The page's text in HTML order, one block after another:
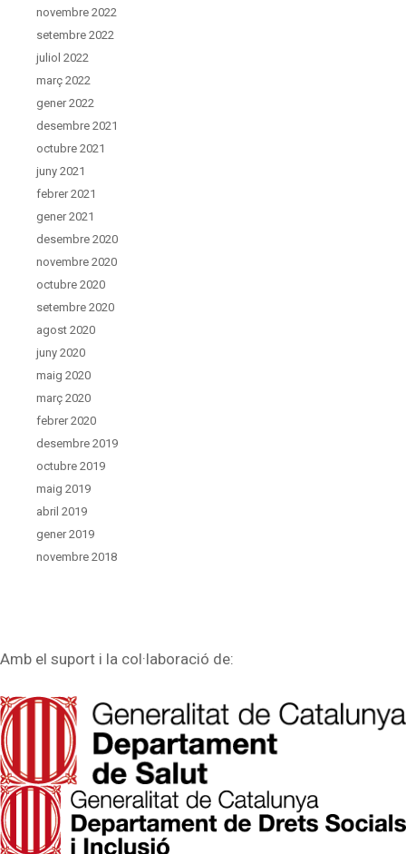
novembre 2022
setembre 2022
juliol 2022
març 2022
gener 2022
desembre 2021
octubre 2021
juny 2021
febrer 2021
gener 2021
desembre 2020
novembre 2020
octubre 2020
setembre 2020
agost 2020
juny 2020
maig 2020
març 2020
febrer 2020
desembre 2019
octubre 2019
maig 2019
abril 2019
gener 2019
novembre 2018
Amb el suport i la col·laboració de: